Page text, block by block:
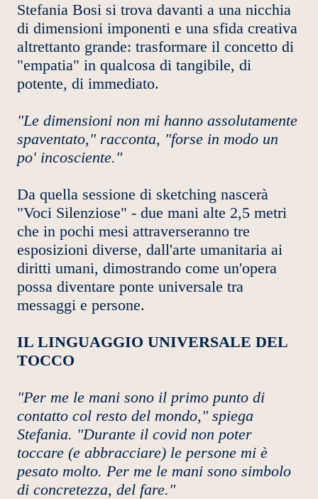
Stefania Bosi si trova davanti a una nicchia
di dimensioni imponenti e una sfida creativa
altrettanto grande: trasformare il concetto di
"empatia" in qualcosa di tangibile, di
potente, di immediato.
"Le dimensioni non mi hanno assolutamente
spaventato," racconta, "forse in modo un
po' incosciente."
Da quella sessione di sketching nascerà
"Voci Silenziose" - due mani alte 2,5 metri
che in pochi mesi attraverseranno tre
esposizioni diverse, dall'arte umanitaria ai
diritti umani, dimostrando come un'opera
possa diventare ponte universale tra
messaggi e persone.
IL LINGUAGGIO UNIVERSALE DEL
TOCCO
"Per me le mani sono il primo punto di
contatto col resto del mondo," spiega
Stefania. "Durante il covid non poter
toccare (e abbracciare) le persone mi è
pesato molto. Per me le mani sono simbolo
di concretezza, del fare."